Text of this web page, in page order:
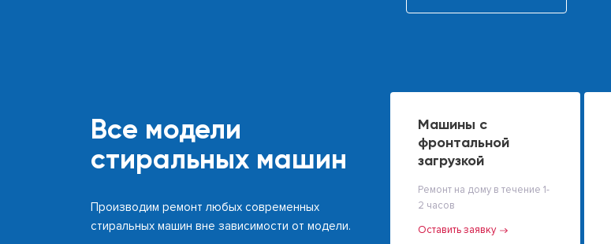
Все модели
стиральных машин
Производим ремонт любых современных
стиральных машин вне зависимости от модели.
Машины с
фронтальной
загрузкой
Ремонт на дому в течение 1-
2 часов
Оставить заявку